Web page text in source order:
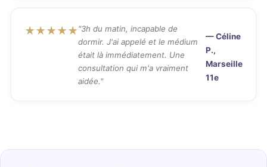
★★★★★"3h du matin, incapable de
dormir. J'ai appelé et le médium
était là immédiatement. Une
consultation qui m'a vraiment
aidée."
— Céline
P.,
Marseille
11e